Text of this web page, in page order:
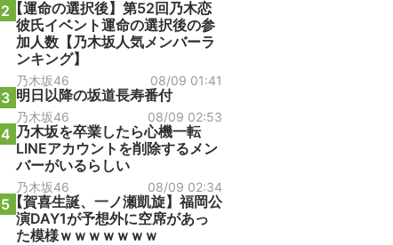
2 【運命の選択後】第52回乃木恋
彼氏イベント運命の選択後の参
加人数【乃木坂人気メンバーラ
ンキング】
乃木坂46 08/09 01:41
3 明日以降の坂道長寿番付
乃木坂46 08/09 02:53
4 乃木坂を卒業したら心機一転
LINEアカウントを削除するメン
バーがいるらしい
乃木坂46 08/09 02:34
5【賀喜生誕、一ノ瀬凱旋】福岡公
演DAY1が予想外に空席があっ
た模様ｗｗｗｗｗｗｗ